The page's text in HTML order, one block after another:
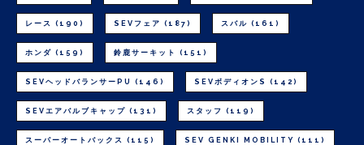
レース (190) SEVフェア (187) スバル (161)
ホンダ (159) 鈴鹿サーキット (151)
SEVヘッドバランサーPU (146) SEVボディオンS (142)
SEVエアバルブキャップ (131) スタッフ (119)
スーパーオートバックス (115) SEV GENKI MOBILITY (111)